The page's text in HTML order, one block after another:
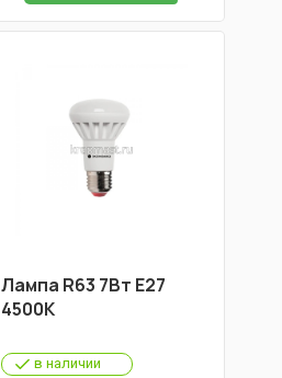
Лампа R63 7Вт Е27
4500К
в наличии